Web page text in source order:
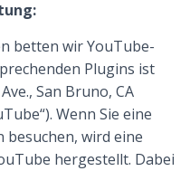
betten wir YouTube-
Plugins ist
San Bruno, CA
Wenn Sie eine
besuchen, wird eine
hergestellt. Dabei